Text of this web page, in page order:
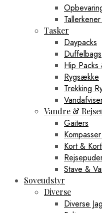
Tasker
Daypacks
Duffelbags
Hip Packs
Rygsække
Trekking
Vandre &
Gaiters
Kort &
Stave &
Soveudstyr
Diverse
Diverse